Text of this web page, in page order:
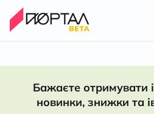
Бажаєте отримувати
новинки, знижки та